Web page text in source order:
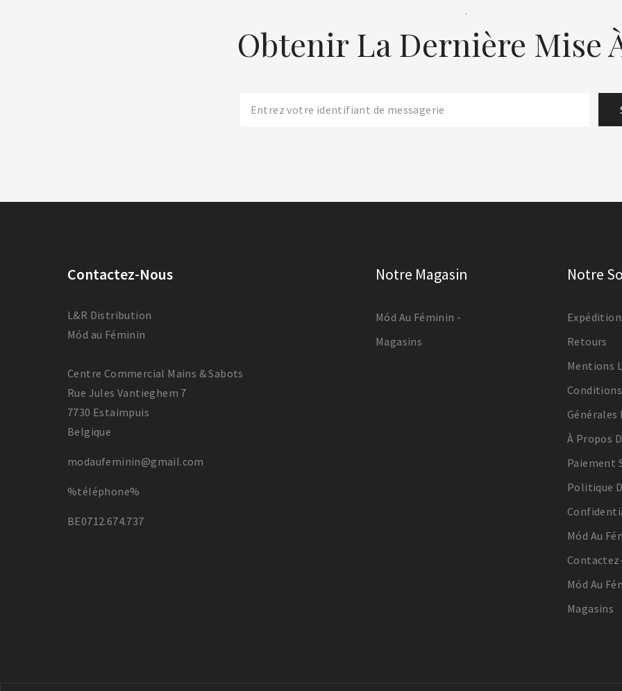
.
Obtenir La Dernière Mise
Contactez-Nous
L&R Distribution
Mód au Féminin
Centre Commercial Mains & Sabots
Rue Jules Vantieghem 7
7730 Estaimpuis
Belgique
modaufeminin@gmail.com
%téléphone%
BE0712.674.737
Notre Magasin
Mód Au Féminin -
Magasins
Notre
Retours
Mentions
Conditions
Générales
À Propos
Paiement
Politique
Mód Au
Mód Au
Magasins